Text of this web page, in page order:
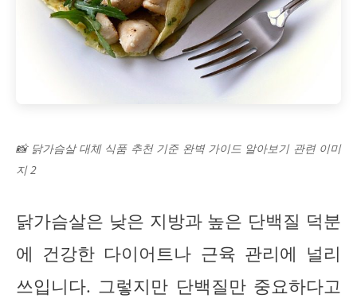
📸 닭가슴살 대체 식품 추천 기준 완벽 가이드 알아보기 관련 이미
지 2
닭가슴살은 낮은 지방과 높은 단백질 덕분
에 건강한 다이어트나 근육 관리에 널리
쓰입니다. 그렇지만 단백질만 중요하다고